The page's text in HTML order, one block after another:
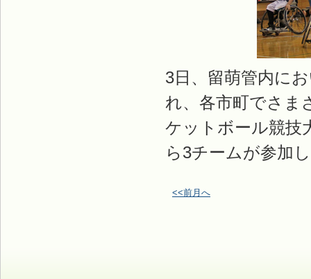
3日、留萌管内に
れ、各市町でさま
ケットボール競技
ら3チームが参加
<<前月へ